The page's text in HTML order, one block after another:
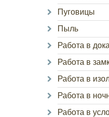
Пуговицы
Пыль
Работа в
Работа в
Работа в
Работа в
Работа в